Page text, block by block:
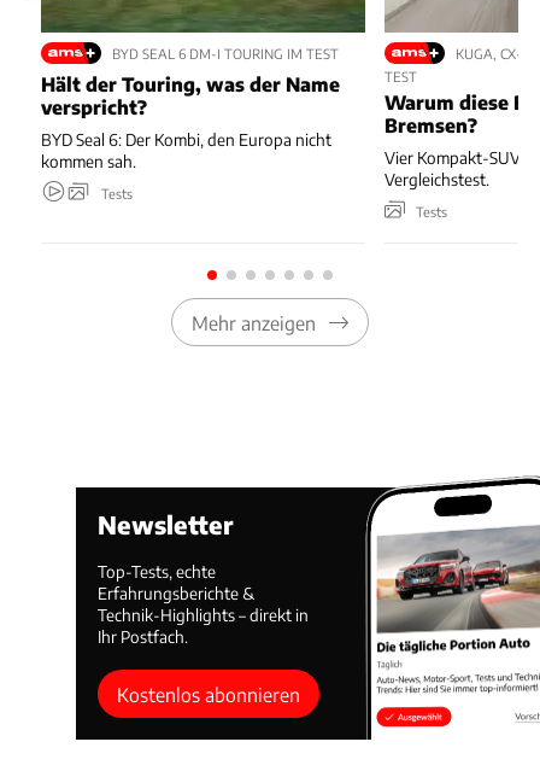
BYD SEAL 6 DM-I TOURING IM TEST
Hält der Touring, was der Name
verspricht?
BYD Seal 6: Der Kombi, den Europa nicht
kommen sah.
Tests
KUGA, CX-5,
TEST
Warum diese
Bremsen?
Vier Kompakt-SUV
Vergleichstest.
Tests
Mehr anzeigen
Newsletter
Top-Tests, echte
Erfahrungsberichte &
Technik-Highlights – direkt in
Ihr Postfach.
Kostenlos abonnieren